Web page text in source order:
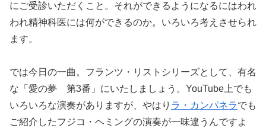
にご受診いただくこと。それができるようになるにはわれ
われ精神科医には何ができるのか。いろいろ考えさせられ
ます。
では今日の一曲。フランツ・リストシリーズとして、有名
な「愛の夢 第3番」にいたしましょう。YouTube上でも
いろいろな演奏がありますが、やはり ラ・カンパネラでも
ご紹介したフジコ・ヘミングの演奏が一味違うんですよ